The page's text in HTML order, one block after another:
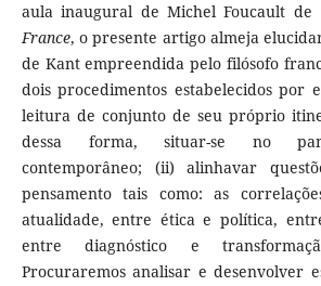
aula inaugural de Michel Foucault de
France, o presente artigo almeja
de Kant empreendida pelo filósofo
dois procedimentos estabelecidos por
leitura de conjunto de seu próprio
dessa forma, situar-se no
contemporâneo; (ii) alinhavar
pensamento tais como: as
atualidade, entre ética e política,
entre diagnóstico e
Procuraremos analisar e desenvolver